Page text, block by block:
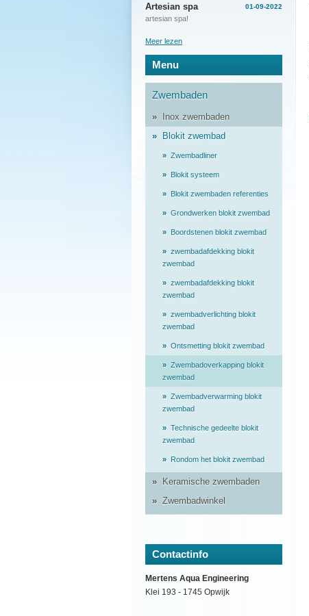
Artesian spa 01-09-2022
artesian spa!
Meer lezen
Menu
Zwembaden
Inox zwembaden
Blokit zwembad
Zwembadliner
Blokit systeem
Blokit zwembaden referenties
Grondwerken blokit zwembad
Boordstenen blokit zwembad
zwembadafdekking blokit
zwembad
zwembadafdekking blokit
zwembad
zwembadverlichting blokit
zwembad
Ontsmetting blokit zwembad
Zwembadoverkapping blokit
zwembad
Zwembadverwarming blokit
zwembad
Technische gedeelte blokit
zwembad
Rondom het blokit zwembad
Keramische zwembaden
Zwembadwinkel
Contactinfo
Mertens Aqua Engineering
Klei 193 - 1745 Opwijk